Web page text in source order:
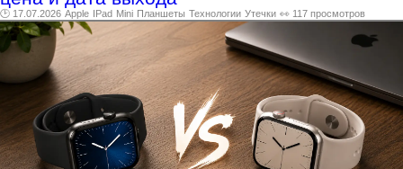
🕑 17.07.2026 Apple IPad Mini Планшеты Технологии Утечки 👀 117 просмотров